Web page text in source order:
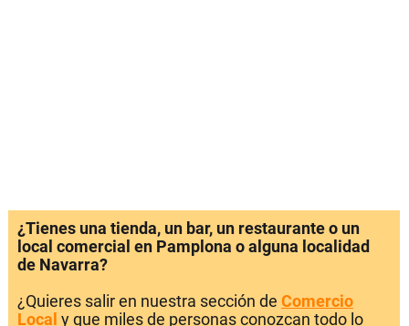
¿Tienes una tienda, un bar, un restaurante o un
local comercial en Pamplona o alguna localidad
de Navarra?
¿Quieres salir en nuestra sección de Comercio
Local y que miles de personas conozcan todo lo